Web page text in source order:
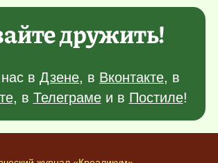
дружить!
в Дзене, в Вконтакте, в
, в Телеграмеи в Постиле!